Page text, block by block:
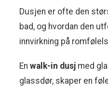
Dusjen er ofte den
bad, og hvordan den
innvirkning på
En walk-in dusj med
glassdør, skaper en